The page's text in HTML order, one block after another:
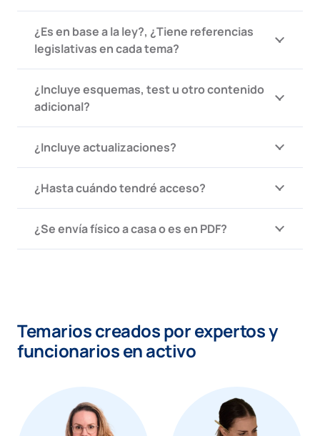
¿Es en base a la ley?, ¿Tiene referencias
legislativas en cada tema?
¿Incluye esquemas, test u otro contenido
adicional?
¿Incluye actualizaciones?
¿Hasta cuándo tendré acceso?
¿Se envía físico a casa o es en PDF?
Temarios creados por expertos y
funcionarios en activo